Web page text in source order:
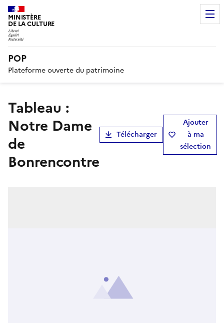
MINISTÈRE
DE LA CULTURE
POP
Plateforme ouverte du patrimoine
tableau :
Notre Dame
de
Bonrencontre
Télécharger
Ajouter
à ma
sélection